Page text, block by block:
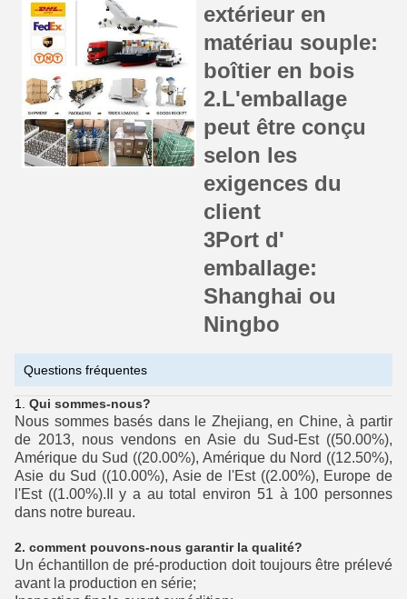
extérieur en
matériau souple:
boîtier en bois
2.L'emballage
peut être conçu
selon les
exigences du
client
3Port d'
emballage:
Shanghai ou
Ningbo
Questions fréquentes
Qui sommes-nous?
Nous sommes basés dans le Zhejiang, en Chine, à partir
de 2013, nous vendons en Asie du Sud-Est ((50.00%),
Amérique du Sud ((20.00%), Amérique du Nord ((12.50%),
Asie du Sud ((10.00%), Asie de l'Est ((2.00%), Europe de
l'Est ((1.00%).Il y a au total environ 51 à 100 personnes
dans notre bureau.
2. comment pouvons-nous garantir la qualité?
Un échantillon de pré-production doit toujours être prélevé
avant la production en série;